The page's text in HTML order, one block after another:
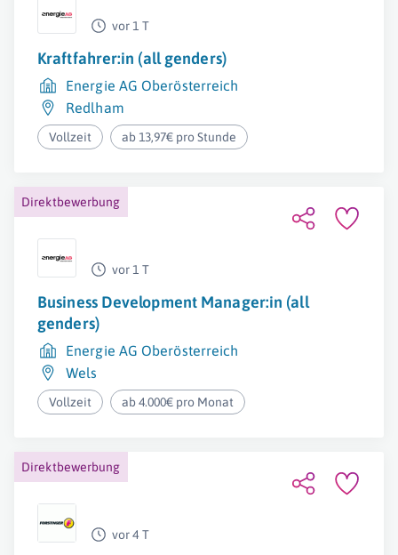
vor 1 T
Kraftfahrer:in (all genders)
Energie AG Oberösterreich
Redlham
Vollzeit ab 13,97€ pro Stunde
Direktbewerbung
vor 1 T
Business Development Manager:in (all
genders)
Energie AG Oberösterreich
Wels
Vollzeit ab 4.000€ pro Monat
Direktbewerbung
vor 4 T